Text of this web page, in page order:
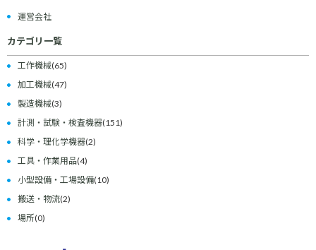
運営会社
カテゴリ一覧
工作機械(65)
加工機械(47)
製造機械(3)
計測・試験・検査機器(151)
科学・理化学機器(2)
工具・作業用品(4)
小型設備・工場設備(10)
搬送・物流(2)
場所(0)